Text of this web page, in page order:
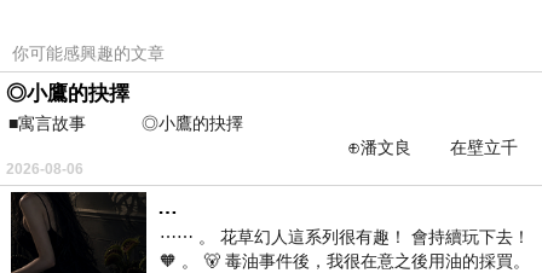
備、不符合許可申請條件或是不滿足許可條件。
經初步統計，全國單機100兆瓦以上未核準發電
項目約100個，裝機容量約3500萬千瓦。
新聞來源http://news.hexun.com/2012-08-
08/144491604.html
你可能感興趣的文章
◎小鷹的抉擇
■寓言故事 ◎小鷹的抉擇
⊕潘文良 在壁立千
仞的懸崖上，有一座遮天蔽
2026-08-06
…
⋯⋯ 。 花草幻人這系列很有趣！ 會持續玩下去！
🧡 。 🐻 毒油事件後，我很在意之後用油的採買。